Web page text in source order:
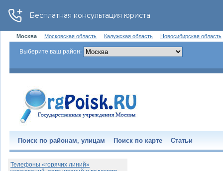
Москва Московская область Калужская область Новосибирская область
Выберите ваш район:
Поиск по районам, улицам Поиск по карте Статьи
Телефоны «горячих линий»